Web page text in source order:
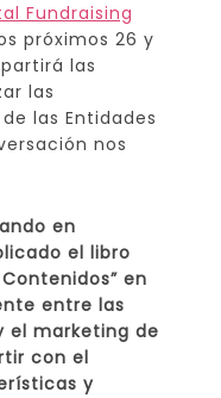
Fundraising
próximos 26 y
las
las
las Entidades
nos
en
el libro
en
entre las
el marketing de
con el
y